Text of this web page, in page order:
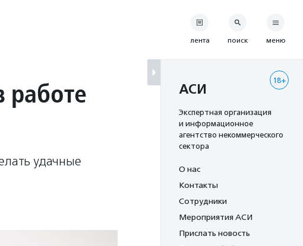
удачные
лента поиск меню
18+
АСИ
Экспертная организация
и информационное
агентство некоммерческого
сектора
О нас
Контакты
Сотрудники
Мероприятия АСИ
Прислать новость